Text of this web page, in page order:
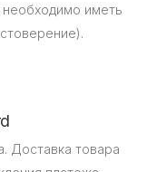
иметь
Доставка товара